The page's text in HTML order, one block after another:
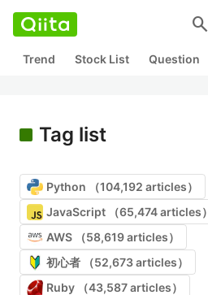
search
Trend Stock List Question
Tag list
Python （104,192 articles）
JavaScript （65,474 articles）
AWS （58,619 articles）
初心者 （52,673 articles）
Ruby （43,587 articles）